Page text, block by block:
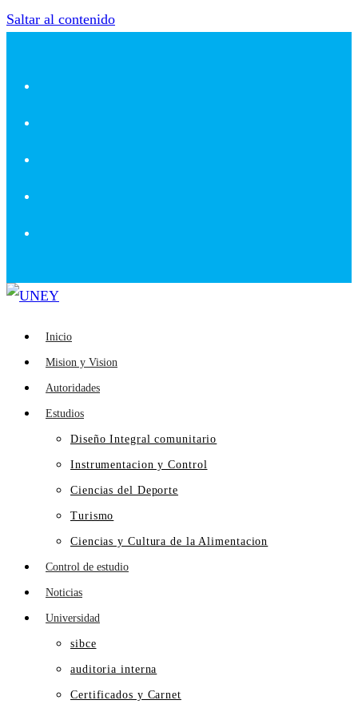
Saltar al contenido
Inicio
Mision y Vision
Autoridades
Estudios
Diseño Integral comunitario
Instrumentacion y Control
Ciencias del Deporte
Turismo
Ciencias y Cultura de la Alimentacion
Control de estudio
Noticias
Universidad
sibce
auditoria interna
Certificados y Carnet